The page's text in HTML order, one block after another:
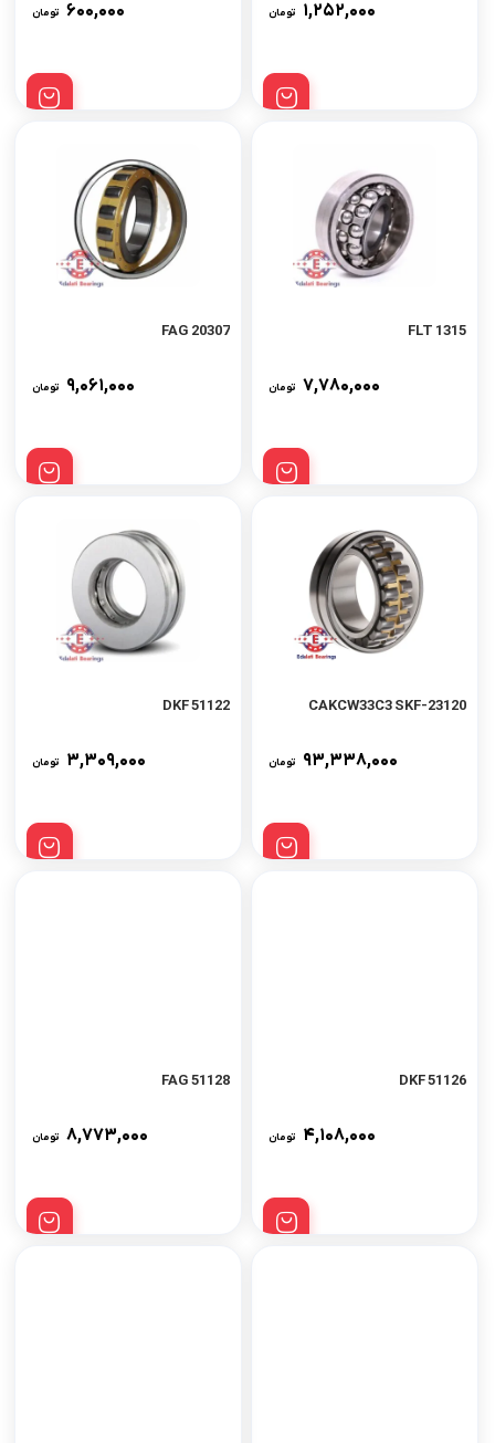
۱,۲۵۲,۰۰۰ تومان ۶۰۰,۰۰۰ تومان
1315 FLT
۷,۷۸۰,۰۰۰ تومان
20307 FAG
۹,۰۶۱,۰۰۰ تومان
23120-CAKCW33C3 SKF
۹۳,۳۳۸,۰۰۰ تومان
51122 DKF
۳,۳۰۹,۰۰۰ تومان
51126 DKF
۴,۱۰۸,۰۰۰ تومان
51128 FAG
۸,۷۷۳,۰۰۰ تومان